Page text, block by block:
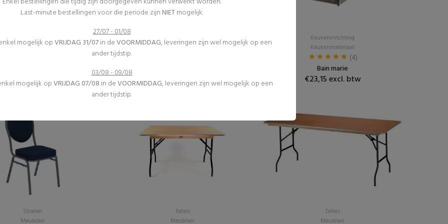
Diverse
Inrichting
€6,30 excl. btw
Springkastelen
(0)
Keukeninrichting
Keukenmateriaal
(4)
Bain marie
€23,15 excl. btw
Stoelen
Meubilair
Tafels
Meubilair
Tafels
Meubilair
Last-minute bestellingen voor die periode zijn NIETmogelijk.
27/07 - 01/08
mogelijk opVRIJDAG 31/07in deVOORMIDDAG, leveringen zijn wel mogelijk op een
ander tijdstip.
03/08 - 09/08
mogelijk opVRIJDAG 07/08 in deVOORMIDDAG, leveringen zijn wel mogelijk op een
ander tijdstip.